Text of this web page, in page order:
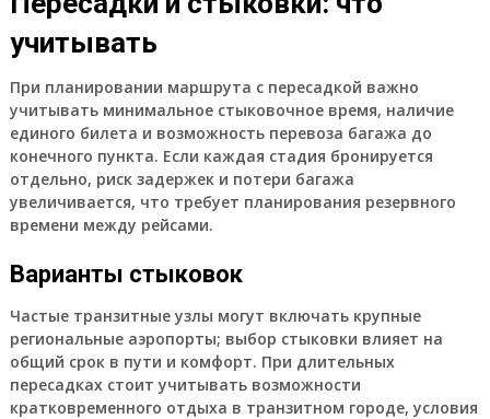
учитывать
При планировании маршрута с пересадкой важно
учитывать минимальное стыковочное время, наличие
единого билета и возможность перевоза багажа до
конечного пункта. Если каждая стадия бронируется
отдельно, риск задержек и потери багажа
увеличивается, что требует планирования резервного
времени между рейсами.
Варианты стыковок
Частые транзитные узлы могут включать крупные
региональные аэропорты; выбор стыковки влияет на
общий срок в пути и комфорт. При длительных
пересадках стоит учитывать возможности
кратковременного отдыха в транзитном городе, условия